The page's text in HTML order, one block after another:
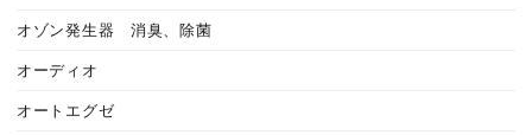
オゾン発生器 消臭、除菌
オーディオ
オートエグゼ